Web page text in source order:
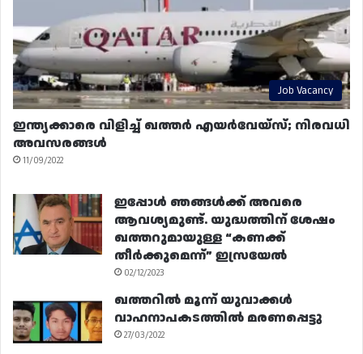
Job Vacancy
ഇന്ത്യക്കാരെ വിളിച്ച് ഖത്തർ എയർവേയ്‌സ്; നിരവധി
അവസരങ്ങൾ
11/09/2022
ഇപ്പോൾ ഞങ്ങൾക്ക് അവരെ
ആവശ്യമുണ്ട്. യുദ്ധത്തിന് ശേഷം
ഖത്തറുമായുള്ള “കണക്ക്
തീർക്കുമെന്ന്” ഇസ്രയേൽ
02/12/2023
ഖത്തറിൽ മൂന്ന് യുവാക്കൾ
വാഹനാപകടത്തിൽ മരണപ്പെട്ടു
27/03/2022